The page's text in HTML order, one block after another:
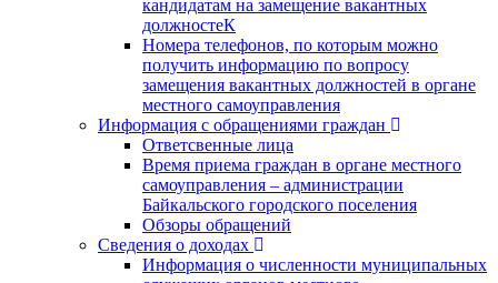
кандидатам на замещение вакантных
должностеК
Номера телефонов, по которым можно
получить информацию по вопросу
замещения вакантных должностей в органе
местного самоуправления
Информация с обращениями граждан
Ответсвенные лица
Время приема граждан в органе местного
самоуправления – администрации
Байкальского городского поселения
Обзоры обращений
Сведения о доходах
Информация о численности муниципальных